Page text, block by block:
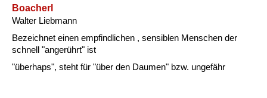
Boacherl
Walter Liebmann
Bezeichnet einen empfindlichen , sensiblen Menschen der
schnell "angerührt" ist
"überhaps", steht für "über den Daumen" bzw. ungefähr